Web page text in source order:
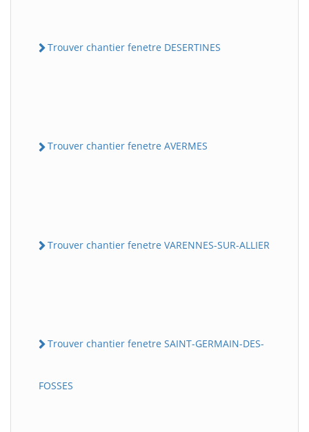
Trouver chantier fenetre DESERTINES
Trouver chantier fenetre AVERMES
Trouver chantier fenetre VARENNES-SUR-ALLIER
Trouver chantier fenetre SAINT-GERMAIN-DES-
FOSSES